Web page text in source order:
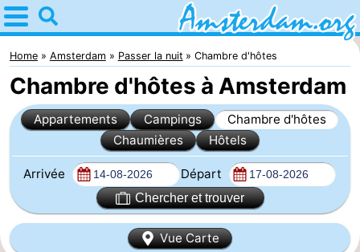
Home
Amsterdam
Itinéraires
Avec
enfants
adultes
Gratuitement
Passer
Home Amsterdam Passer la nuit Chambre d'hôtes
Chambre d'hôtes à Amsterdam
Appartements Campings
Chambre d'hôtes
Chaumières
Hôtels
Arrivée Départ
Chercher et trouver
Vue Carte